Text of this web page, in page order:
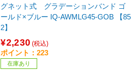
グネット式 グラデーションバンド ゴ
ールド×ブルー IQ-AWMLG45-GOB 【85
2】
¥2,230 (税込)
ポイント：223
在庫あり